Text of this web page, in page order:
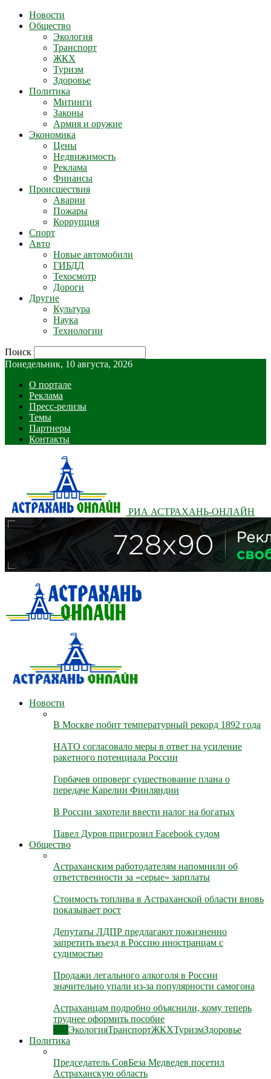
Новости
Общество
Экология
Транспорт
ЖКХ
Туризм
Здоровье
Политика
Митинги
Законы
Армия и оружие
Экономика
Цены
Недвижимость
Реклама
Финансы
Происшествия
Аварии
Пожары
Коррупция
Спорт
Авто
Новые автомобили
ГИБДД
Техосмотр
Дороги
Другие
Культура
Наука
Технологии
Поиск
Понедельник, 10 августа, 2026
О портале
Реклама
Пресс-релизы
Темы
Партнеры
Контакты
РИА АСТРАХАНЬ-ОНЛАЙН
Новости
В Москве побит температурный рекорд 1892 года
НАТО согласовало меры в ответ на усиление
ракетного потенциала России
Горбачев опроверг существование плана о
передаче Карелии Финляндии
В России захотели ввести налог на богатых
Павел Дуров пригрозил Facebook судом
Общество
Астраханским работодателям напомнили об
ответственности за «серые» зарплаты
Стоимость топлива в Астраханской области вновь
показывает рост
Депутаты ЛДПР предлагают пожизненно
запретить въезд в Россию иностранцам с
судимостью
Продажи легального алкоголя в России
значительно упали из-за популярности самогона
Астраханцам подробно объяснили, кому теперь
труднее оформить пособие
ЭкологияТранспортЖКХТуризмЗдоровье
Политика
Председатель СовБеза Медведев посетил
Астраханскую область